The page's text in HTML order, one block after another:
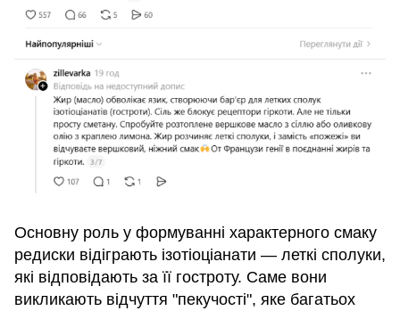
Основну роль у формуванні характерного смаку
редиски відіграють ізотіоціанати — леткі сполуки,
які відповідають за її гостроту. Саме вони
викликають відчуття "пекучості", яке багатьох